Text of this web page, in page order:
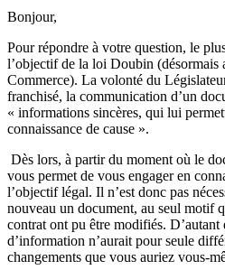
Bonjour,
Pour répondre à votre question, le
l’objectif de la loi Doubin
Commerce). La volonté du
franchisé, la communication d’un
« informations sincères, qui lui
connaissance de cause ».
Dès lors, à partir du moment où le
vous permet de vous engager en
l’objectif légal. Il n’est donc pas
nouveau un document, au seul motif
contrat ont pu être modifiés.
d’information n’aurait pour seule
changements que vous auriez vous-